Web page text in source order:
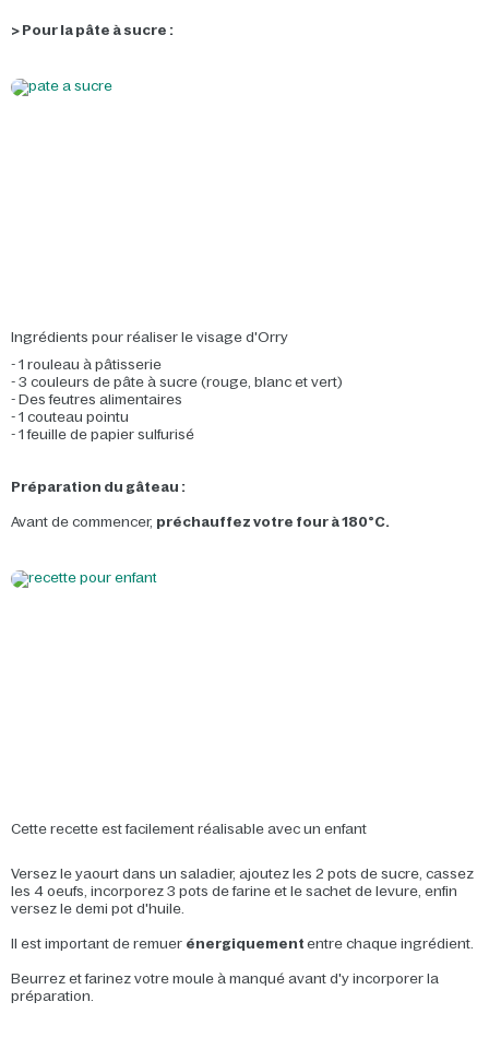
> Pour la pâte à sucre :
Ingrédients pour réaliser le visage d'Orry
- 1 rouleau à pâtisserie
- 3 couleurs de pâte à sucre (rouge, blanc et vert)
- Des feutres alimentaires
- 1 couteau pointu
- 1 feuille de papier sulfurisé
Préparation du gâteau :
Avant de commencer, préchauffez votre four à 180°C.
Cette recette est facilement réalisable avec un enfant
Versez le yaourt dans un saladier, ajoutez les 2 pots de sucre, cassez
les 4 oeufs, incorporez 3 pots de farine et le sachet de levure, enfin
versez le demi pot d'huile.
Il est important de remuer énergiquement entre chaque ingrédient.
Beurrez et farinez votre moule à manqué avant d'y incorporer la
préparation.